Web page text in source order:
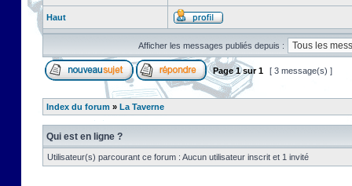
Haut
Afficher les messages publiés depuis :
Page1sur1 [ 3 message(s) ]
Index du forum » La Taverne
Qui est en ligne ?
Utilisateur(s) parcourant ce forum : Aucun utilisateur inscrit et 1 invité